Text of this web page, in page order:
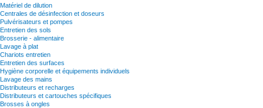
Matériel de dilution
Centrales de désinfection et doseurs
Pulvérisateurs et pompes
Entretien des sols
Brosserie - alimentaire
Lavage à plat
Chariots entretien
Entretien des surfaces
Hygiène corporelle et équipements individuels
Lavage des mains
Distributeurs et recharges
Distributeurs et cartouches spécifiques
Brosses à ongles